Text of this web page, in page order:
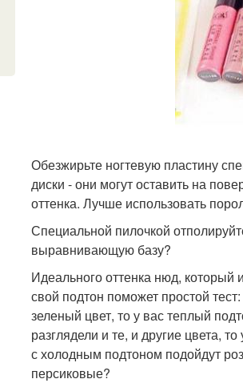
Обезжирьте ногтевую пластину
диски - они могут оставить на
оттенка. Лучше использовать
Специальной пилочкой
выравнивающую базу?
Идеального оттенка нюд, который
свой подтон поможет простой
зеленый цвет, то у вас теплый
разглядели и те, и другие цвета,
с холодным подтоном подойдут
персиковые?